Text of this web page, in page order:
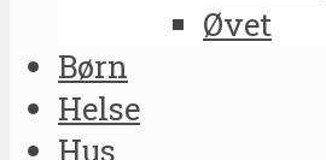
Øvet
Børn
Helse
Hus